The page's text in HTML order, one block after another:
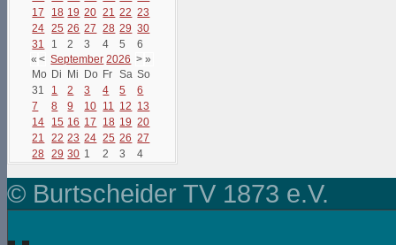
17
18 19 20 21 22 23
24 25 26 27 28 29 30
31
1 2 3 4 5
6
« < September 2026 > »
Mo Di Mi Do Fr Sa So
31
1 2 3 4 5
6
7
8 9 10 11 12 13
14
15 16 17 18 19 20
21
22 23 24 25 26 27
28 29 30 1 2 3 4
© Burtscheider TV 1873 e.V.